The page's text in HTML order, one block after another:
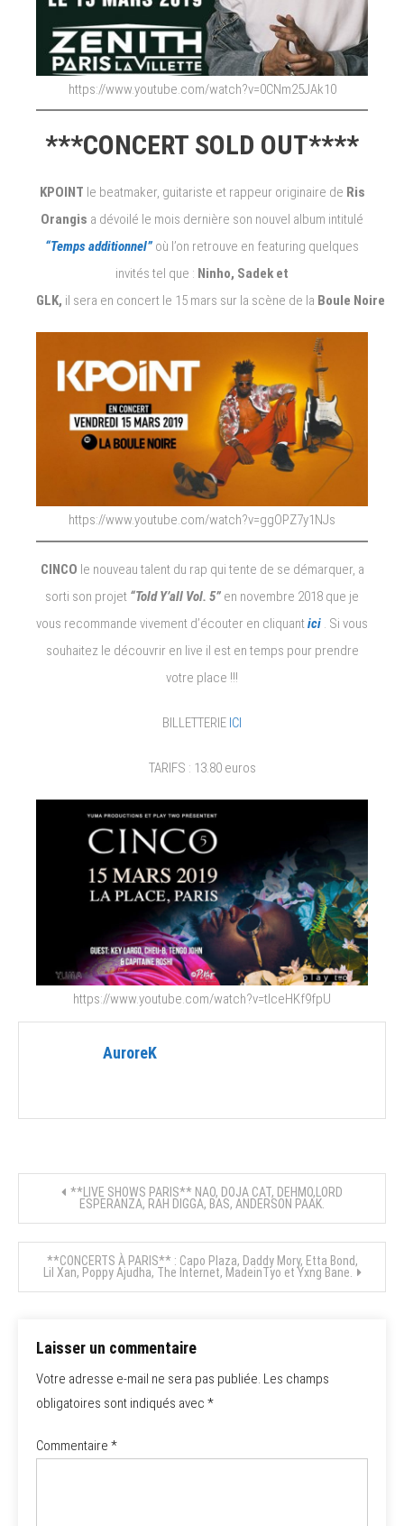
https://www.youtube.com/watch?v=0CNm25JAk10
***CONCERT SOLD OUT****
KPOINT le beatmaker, guitariste et rappeur originaire de Ris
Orangis a dévoilé le mois dernière son nouvel album intitulé
“Temps additionnel” où l’on retrouve en featuring quelques
invités tel que : Ninho, Sadek et
GLK, il sera en concert le 15 mars sur la scène de la Boule Noire
https://www.youtube.com/watch?v=ggOPZ7y1NJs
CINCO le nouveau talent du rap qui tente de se démarquer, a
sorti son projet “Told Y’all Vol. 5” en novembre 2018 que je
vous recommande vivement d’écouter en cliquantici . Si vous
souhaitez le découvrir en live il est en temps pour prendre
votre place !!!
BILLETTERIE ICI
TARIFS : 13.80 euros
https://www.youtube.com/watch?v=tIceHKf9fpU
AuroreK
Navigation
de
l’article
**LIVE SHOWS PARIS** NAO, DOJA CAT, DEHMO,LORD
ESPERANZA, RAH DIGGA, BAS, ANDERSON PAAK.
**CONCERTS À PARIS** : Capo Plaza, Daddy Mory, Etta Bond,
Lil Xan, Poppy Ajudha, The Internet, MadeinTyo et Yxng Bane.
Laisser un commentaire
Votre adresse e-mail ne sera pas publiée. Les champs
obligatoires sont indiqués avec *
Commentaire *